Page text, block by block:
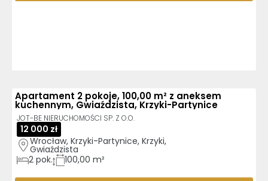
Apartament 2 pokoje, 100,00 m² z aneksem
kuchennym, Gwiaździsta, Krzyki-Partynice
JOT-BE NIERUCHOMOŚCI SP. Z O.O.
12 000 zł
Wrocław, Krzyki-Partynice, Krzyki,
Gwiaździsta
2 pok. 100,00 m²